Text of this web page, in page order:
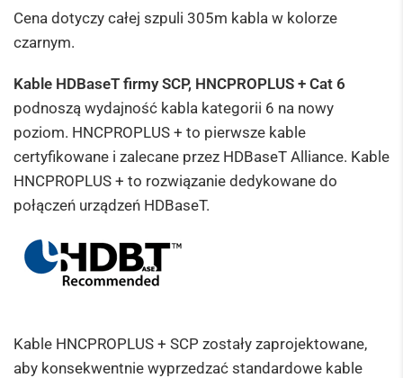
Cena dotyczy całej szpuli 305m kabla w kolorze
czarnym.
Kable HDBaseT firmy SCP, HNCPROPLUS + Cat 6
podnoszą wydajność kabla kategorii 6 na nowy
poziom. HNCPROPLUS + to pierwsze kable
certyfikowane i zalecane przez HDBaseT Alliance. Kable
HNCPROPLUS + to rozwiązanie dedykowane do
połączeń urządzeń HDBaseT.
Kable HNCPROPLUS + SCP zostały zaprojektowane,
aby konsekwentnie wyprzedzać standardowe kable